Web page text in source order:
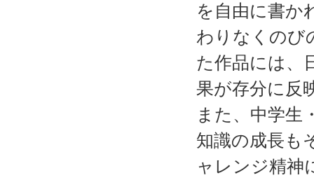
を自由に書か
わりなくのび
た作品には、
果が存分に反
また、中学生
知識の成長も
ャレンジ精神